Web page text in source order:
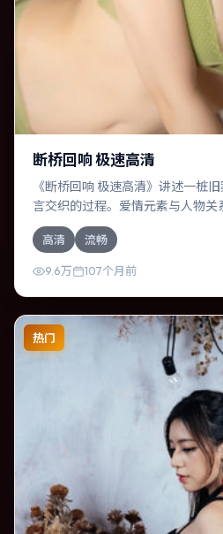
断桥回响 极速高清
《断桥回响 极速高清》讲述一桩
言交织的过程。爱情元素与人物
昊的对手戏尤为出彩。导演林超贤
力，本片亦在中国香港实地取景，
高清 流畅
9.6万 107个月前
热门